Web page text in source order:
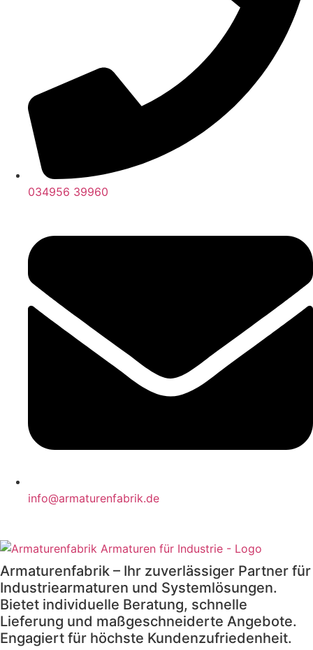
034956 39960
info@armaturenfabrik.de
Armaturenfabrik – Ihr zuverlässiger Partner für
Industriearmaturen und Systemlösungen.
Bietet individuelle Beratung, schnelle
Lieferung und maßgeschneiderte Angebote.
Engagiert für höchste Kundenzufriedenheit.